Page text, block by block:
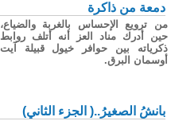
دمعة من ذاكرة
من ترويع الإحساس بالغربة والضياع،
حين أدرك مناد العز أنه أتلف روابط
ذكرياته بين حوافر خيول قبيلة آيت
أوسمان البرق.
بانشُ الصغيرُ..( الجزء الثاني)